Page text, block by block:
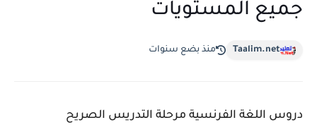
جميع المستويات
Taalim.net منذ بضع سنوات
دروس اللغة الفرنسية مرحلة التدريس الصريح